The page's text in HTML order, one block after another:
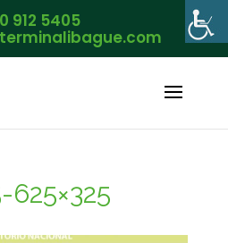
912 5405
625×325